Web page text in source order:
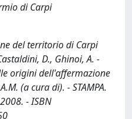
di Carpi
del territorio di Carpi
D., Ghinoi, A. -
origini dell'affermazione
(a cura di). - STAMPA.
- ISBN